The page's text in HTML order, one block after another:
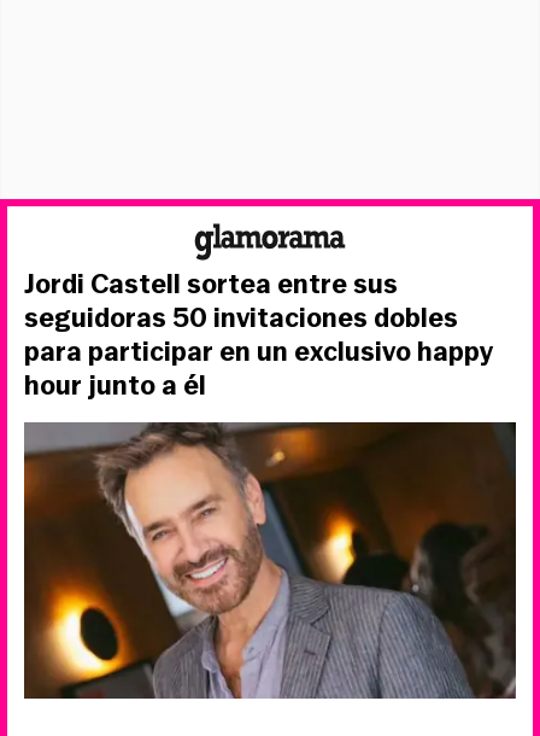
Jordi Castell sortea entre sus
seguidoras 50 invitaciones dobles
para participar en un exclusivo happy
hour junto a él